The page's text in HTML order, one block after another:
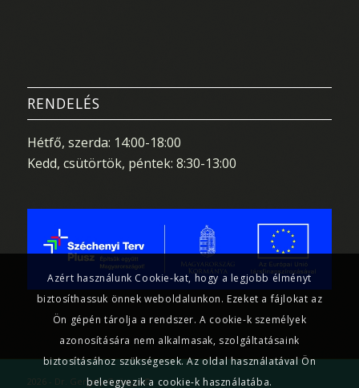
RENDELÉS
Hétfő, szerda: 14:00-18:00
Kedd, csütörtök, péntek: 8:30-13:00
2026 - Dr. Gergely Gyöngyi © +3630 474 0486
Azért használunk Cookie-kat, hogy a legjobb élményt
biztosíthassuk önnek weboldalunkon. Ezeket a fájlokat az
Ön gépén tárolja a rendszer. A cookie-k személyek
azonosítására nem alkalmasak, szolgáltatásaink
biztosításához szükségesek. Az oldal használatával Ön
beleegyezik a cookie-k használatába.